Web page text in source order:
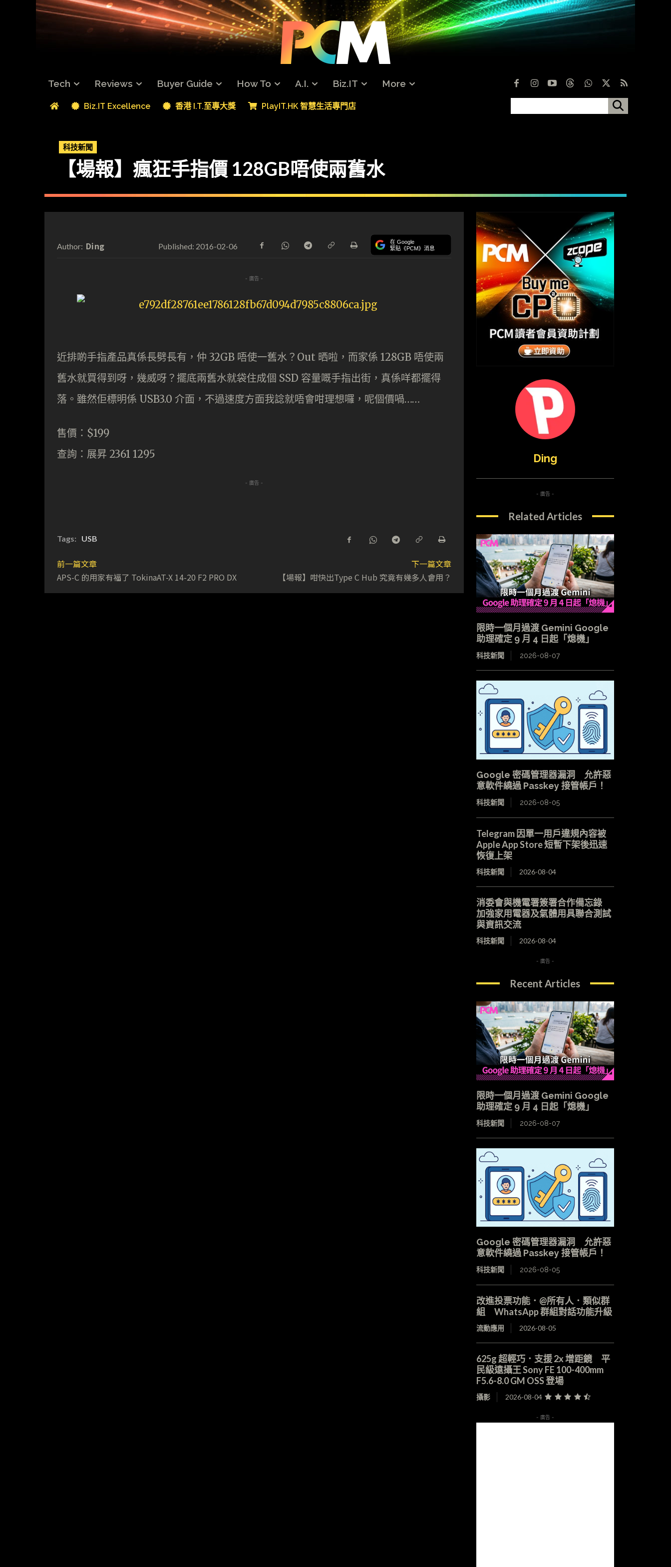
Tech Reviews Buyer Guide How To A.I. Biz.IT More
Biz.IT Excellence 香港 I.T.至專大獎 PlayIT.HK 智慧生活專門店
科技新聞
【場報】瘋狂手指價 128GB唔使兩舊水
Author: Ding Published: 2016-02-06 在 Google
緊貼《PCM》消息
- 廣告 -
近排啲手指產品真係長劈長有，仲 32GB 唔使一舊水？Out 晒啦，而家係 128GB 唔使兩
舊水就買得到呀，幾威呀？擺底兩舊水就袋住成個 SSD 容量嘅手指出街，真係咩都擺得
落。雖然佢標明係 USB3.0 介面，不過速度方面我諗就唔會咁理想囉，呢個價喎……
售價：$199
查詢：展昇 2361 1295
- 廣告 -
Tags: USB
前一篇文章
APS-C 的用家有福了 TokinaAT-X 14-20 F2 PRO DX
下一篇文章
【場報】咁快出Type C Hub 究竟有幾多人會用？
Ding
- 廣告 -
Related Articles
限時一個月過渡 Gemini Google
助理確定 9 月 4 日起「熄機」
科技新聞 2026-08-07
Google 密碼管理器漏洞 允許惡
意軟件繞過 Passkey 接管帳戶！
科技新聞 2026-08-05
Telegram 因單一用戶違規內容被
Apple App Store 短暫下架後迅速
恢復上架
科技新聞 2026-08-04
消委會與機電署簽署合作備忘錄
加強家用電器及氣體用具聯合測試
與資訊交流
科技新聞 2026-08-04
- 廣告 -
Recent Articles
限時一個月過渡 Gemini Google
助理確定 9 月 4 日起「熄機」
科技新聞 2026-08-07
Google 密碼管理器漏洞 允許惡
意軟件繞過 Passkey 接管帳戶！
科技新聞 2026-08-05
改進投票功能．@所有人．類似群
組 WhatsApp 群組對話功能升級
流動應用 2026-08-05
625g 超輕巧．支援 2x 增距鏡 平
民級遠攝王 Sony FE 100-400mm
F5.6-8.0 GM OSS 登場
攝影 2026-08-04
- 廣告 -